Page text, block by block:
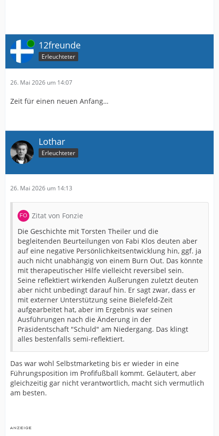
Online 12freunde
Erleuchteter
26. Mai 2026 um 14:07
Zeit für einen neuen Anfang…
Lothar
Erleuchteter
26. Mai 2026 um 14:13
Zitat von Fonzie
Die Geschichte mit Torsten Theiler und die
begleitenden Beurteilungen von Fabi Klos deuten aber
auf eine negative Persönlichkeitsentwicklung hin, ggf. ja
auch nicht unabhängig von einem Burn Out. Das könnte
mit therapeutischer Hilfe vielleicht reversibel sein.
Seine reflektiert wirkenden Äußerungen zuletzt deuten
aber nicht unbedingt darauf hin. Er sagt zwar, dass er
mit externer Unterstützung seine Bielefeld-Zeit
aufgearbeitet hat, aber im Ergebnis war seinen
Ausführungen nach die Änderung in der
Präsidentschaft "Schuld" am Niedergang. Das klingt
alles bestenfalls semi-reflektiert.
Das war wohl Selbstmarketing bis er wieder in eine
Führungsposition im Profifußball kommt. Geläutert, aber
gleichzeitig gar nicht verantwortlich, macht sich vermutlich
am besten.